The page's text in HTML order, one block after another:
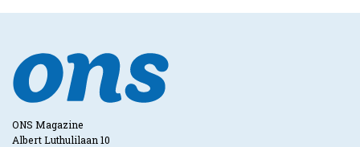
ONS Magazine
Albert Luthulilaan 10